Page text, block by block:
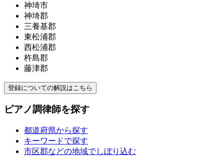
神埼市
神埼郡
三養基郡
東松浦郡
西松浦郡
杵島郡
藤津郡
登録についての解説はこちら
ピアノ調律師を探す
都道府県から探す
キーワードで探す
市区郡などの地域でしぼり込む